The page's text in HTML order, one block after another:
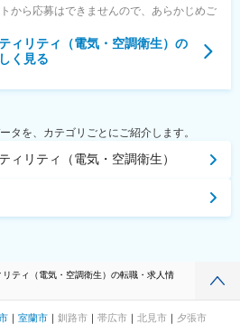
から応募はできませんので、あらかじめご
ィリティ（電気・空調衛生） の
く見る
タを、カテゴリごとにご紹介します。
ィリティ（電気・空調衛生）
ティ（電気・空調衛生）の転職・求人情
室蘭市 釧路市 帯広市 北見市
夕張市